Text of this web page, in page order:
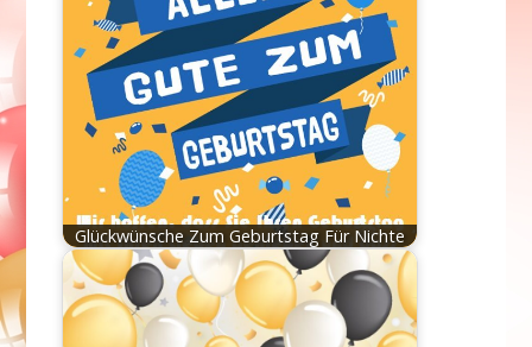
Glückwünsche Zum Geburtstag Für Nichte